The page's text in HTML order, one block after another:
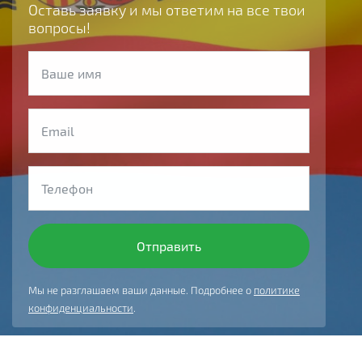
Оставь заявку и мы ответим на все твои
вопросы!
Мы не разглашаем ваши данные. Подробнее о политике
конфиденциальности.